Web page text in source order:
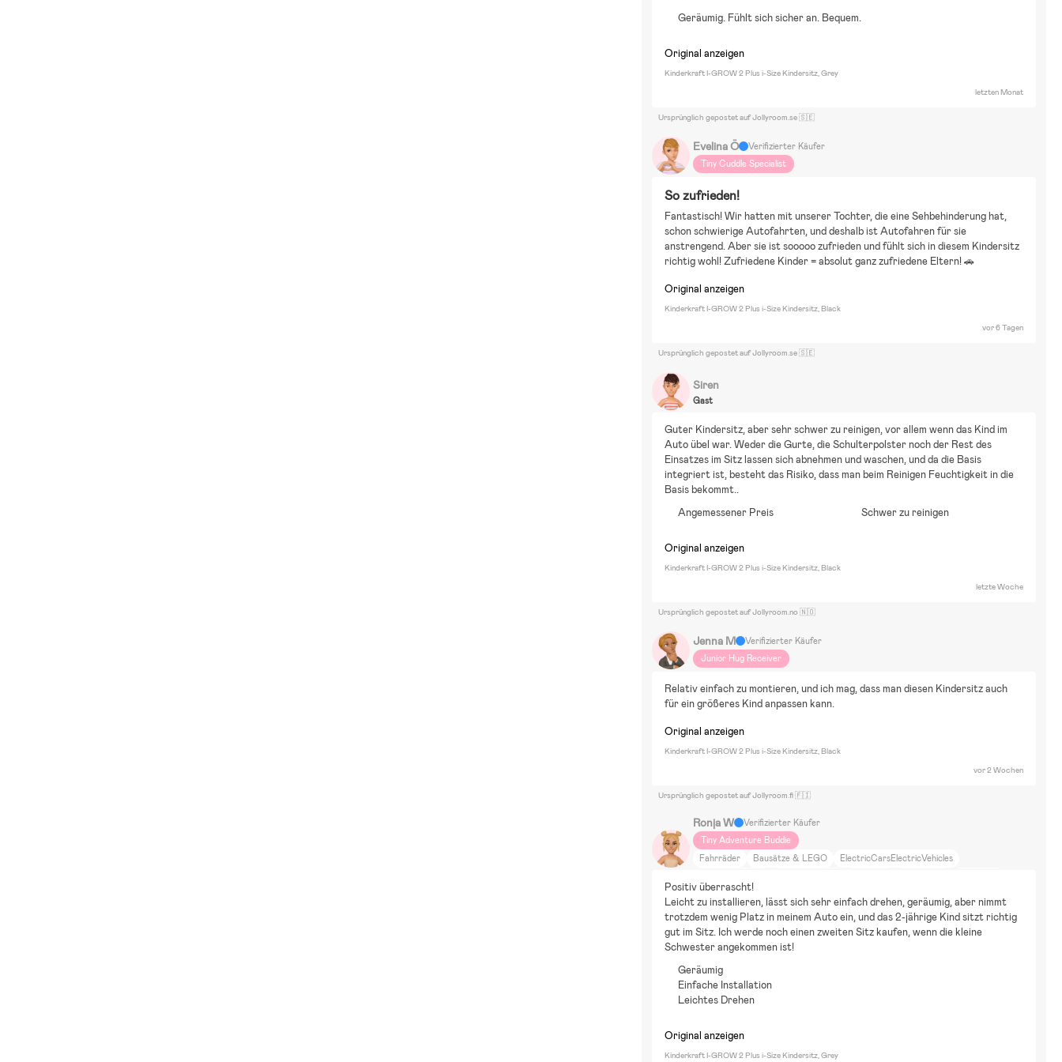
Zuhause und Garten
Film und Literatur
Geräumig. Fühlt sich sicher an. Bequem.
Original anzeigen
Kinderkraft I-GROW 2 Plus i-Size Kindersitz, Grey
letzten Monat
Ursprünglich gepostet auf Jollyroom.se 🇸🇪
Evelina Ö
Verifizierter Käufer
Tiny Cuddle Specialist
So zufrieden!
Fantastisch! Wir hatten mit unserer Tochter, die eine Sehbehinderung hat,
schon schwierige Autofahrten, und deshalb ist Autofahren für sie
anstrengend. Aber sie ist sooooo zufrieden und fühlt sich in diesem Kindersitz
richtig wohl! Zufriedene Kinder = absolut ganz zufriedene Eltern! 🚗
Original anzeigen
Kinderkraft I-GROW 2 Plus i-Size Kindersitz, Black
vor 6 Tagen
Ursprünglich gepostet auf Jollyroom.se 🇸🇪
Siren
Gast
Guter Kindersitz, aber sehr schwer zu reinigen, vor allem wenn das Kind im
Auto übel war. Weder die Gurte, die Schulterpolster noch der Rest des
Einsatzes im Sitz lassen sich abnehmen und waschen, und da die Basis
integriert ist, besteht das Risiko, dass man beim Reinigen Feuchtigkeit in die
Basis bekommt..
Angemessener Preis
Schwer zu reinigen
Original anzeigen
Kinderkraft I-GROW 2 Plus i-Size Kindersitz, Black
letzte Woche
Ursprünglich gepostet auf Jollyroom.no 🇳🇴
Jenna M
Verifizierter Käufer
Junior Hug Receiver
Relativ einfach zu montieren, und ich mag, dass man diesen Kindersitz auch
für ein größeres Kind anpassen kann.
Original anzeigen
Kinderkraft I-GROW 2 Plus i-Size Kindersitz, Black
vor 2 Wochen
Ursprünglich gepostet auf Jollyroom.fi 🇫🇮
Ronja W
Verifizierter Käufer
Tiny Adventure Buddie
Fahrräder
Bausätze & LEGO
ElectricCarsElectricVehicles
Wohne auf dem Land
Auto Zu Fuß Spazierengehen Training
Reisen
Zuhause und Garten
Schönheit und Mode Einrichtung
Sport
Emmaljunga, pockit+
Positiv überrascht!
Leicht zu installieren, lässt sich sehr einfach drehen, geräumig, aber nimmt
trotzdem wenig Platz in meinem Auto ein, und das 2-jährige Kind sitzt richtig
gut im Sitz. Ich werde noch einen zweiten Sitz kaufen, wenn die kleine
Schwester angekommen ist!
Geräumig
Einfache Installation
Leichtes Drehen
Original anzeigen
Kinderkraft I-GROW 2 Plus i-Size Kindersitz, Grey